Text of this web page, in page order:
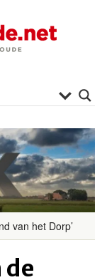
van het Dorp’
de